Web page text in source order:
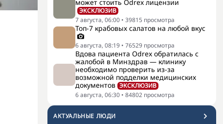
может стоить Odrex лицензии
ЭКСКЛЮЗИВ
7 августа, 06:00 • 39815 просмотра
Топ-7 крабовых салатов на любой вкус
6 августа, 08:19 • 76529 просмотра
Вдова пациента Odrex обратилась с
жалобой в Минздрав — клинику
необходимо проверить из-за
возможной подделки медицинских
документов ЭКСКЛЮЗИВ
6 августа, 06:30 • 84802 просмотра
АКТУАЛЬНЫЕ ЛЮДИ